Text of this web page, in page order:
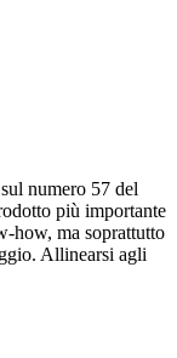
numero 57 del
più importante
how, ma soprattutto
Allinearsi agli